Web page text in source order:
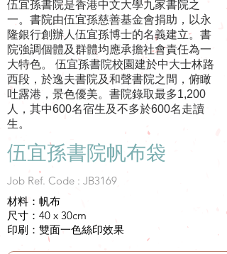
伍宜孫書院是香港中文大學九家書院之
一。書院由伍宜孫慈善基金會捐助，以永
隆銀行創辦人伍宜孫博士的名義建立。書
院強調個體及群體均應承擔社會責任為一
大特色。 伍宜孫書院校園建於中大士林路
西段，於逸夫書院及和聲書院之間，俯瞰
吐露港，景色優美。書院錄取最多1,200
人，其中600名宿生及不多於600名走讀
生。
伍宜孫書院帆布袋
Job Ref. Code : JB3169
材料：帆布
尺寸：40 x 30cm
印刷：雙面一色絲印效果